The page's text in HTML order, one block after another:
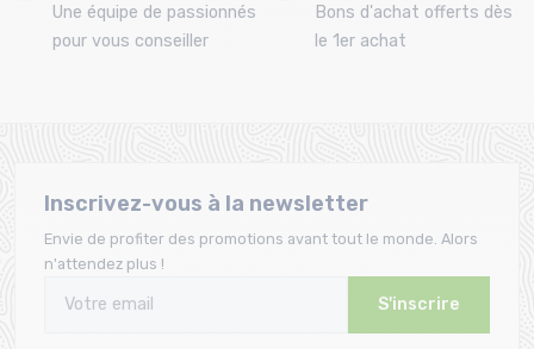
Une équipe de passionnés
pour vous conseiller
Bons d'achat offerts dès
le 1er achat
Inscrivez-vous à la newsletter
Envie de profiter des promotions avant tout le monde. Alors
n'attendez plus !
S'inscrire